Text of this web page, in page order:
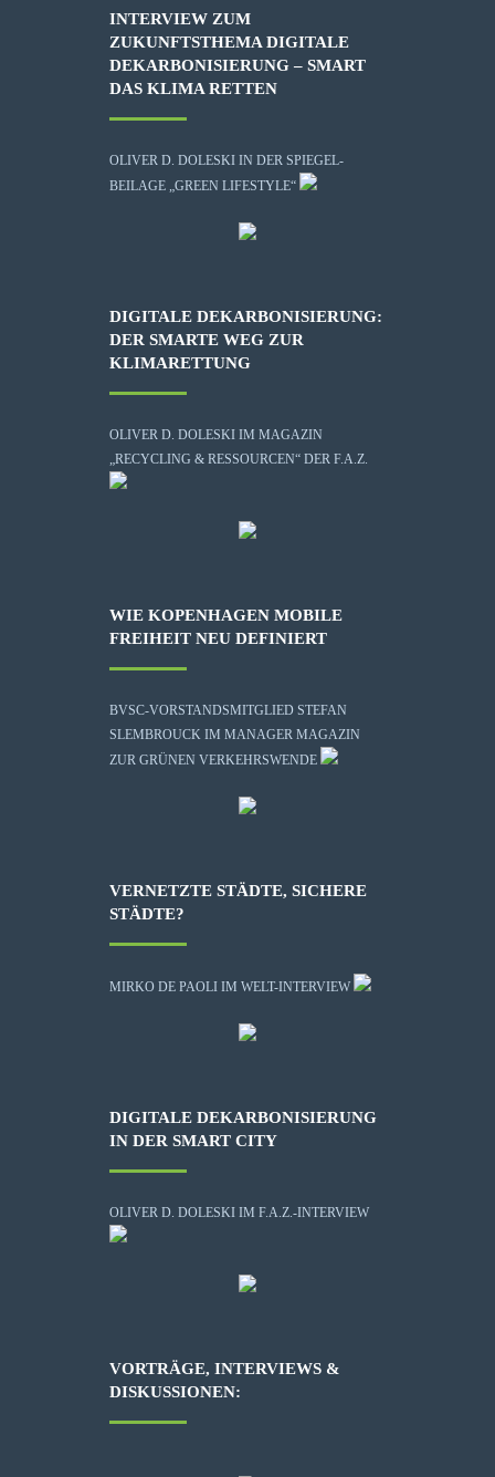
INTERVIEW ZUM
ZUKUNFTSTHEMA DIGITALE
DEKARBONISIERUNG – SMART
DAS KLIMA RETTEN
OLIVER D. DOLESKI IN DER SPIEGEL-
BEILAGE „GREEN LIFESTYLE“
DIGITALE DEKARBONISIERUNG:
DER SMARTE WEG ZUR
KLIMARETTUNG
OLIVER D. DOLESKI IM MAGAZIN
„RECYCLING & RESSOURCEN“ DER F.A.Z.
WIE KOPENHAGEN MOBILE
FREIHEIT NEU DEFINIERT
BVSC-VORSTANDSMITGLIED STEFAN
SLEMBROUCK IM MANAGER MAGAZIN
ZUR GRÜNEN VERKEHRSWENDE
VERNETZTE STÄDTE, SICHERE
STÄDTE?
MIRKO DE PAOLI IM WELT-INTERVIEW
DIGITALE DEKARBONISIERUNG
IN DER SMART CITY
OLIVER D. DOLESKI IM F.A.Z.-INTERVIEW
VORTRÄGE, INTERVIEWS &
DISKUSSIONEN: